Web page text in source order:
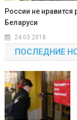
России не нравится
Беларуси
24.03.2018
ПОСЛЕДНИЕ